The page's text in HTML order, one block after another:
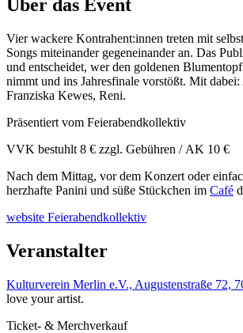
Über das Event
Vier wackere Kontrahent:innen treten mit
Songs miteinander gegeneinander an. Das
und entscheidet, wer den goldenen
nimmt und ins Jahresfinale vorstößt. Mit
Franziska Kewes, Reni.
Präsentiert vom Feierabendkollektiv
VVK bestuhlt 8 € zzgl. Gebühren / AK 10 €
Nach dem Mittag, vor dem Konzert oder
herzhafte Panini und süße Stückchen im Café
website Feierabendkollektiv
Veranstalter
Kulturverein Merlin e.V., Augustenstraße 72,
love your artist.
Ticket- & Merchverkauf